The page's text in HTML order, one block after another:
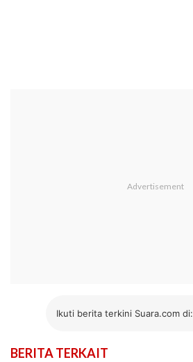
Ikuti berita terkini Suara.com di:
BERITA TERKAIT